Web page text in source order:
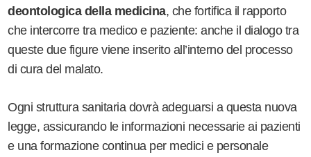
deontologica della medicina, che fortifica il rapporto
che intercorre tra medico e paziente: anche il dialogo tra
queste due figure viene inserito all’interno del processo
di cura del malato.
Ogni struttura sanitaria dovrà adeguarsi a questa nuova
legge, assicurando le informazioni necessarie ai pazienti
e una formazione continua per medici e personale